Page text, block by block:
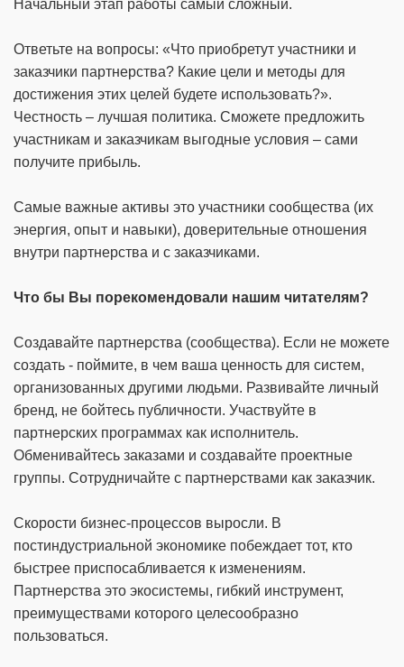
Начальный этап работы самый сложный.
Ответьте на вопросы: «Что приобретут участники и
заказчики партнерства? Какие цели и методы для
достижения этих целей будете использовать?».
Честность – лучшая политика. Сможете предложить
участникам и заказчикам выгодные условия – сами
получите прибыль.
Самые важные активы это участники сообщества (их
энергия, опыт и навыки), доверительные отношения
внутри партнерства и с заказчиками.
Что бы Вы порекомендовали нашим читателям?
Создавайте партнерства (сообщества). Если не можете
создать - поймите, в чем ваша ценность для систем,
организованных другими людьми. Развивайте личный
бренд, не бойтесь публичности. Участвуйте в
партнерских программах как исполнитель.
Обменивайтесь заказами и создавайте проектные
группы. Сотрудничайте с партнерствами как заказчик.
Скорости бизнес-процессов выросли. В
постиндустриальной экономике побеждает тот, кто
быстрее приспосабливается к изменениям.
Партнерства это экосистемы, гибкий инструмент,
преимуществами которого целесообразно
пользоваться.